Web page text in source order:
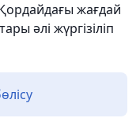
жағдай
әлі жүргізіліп